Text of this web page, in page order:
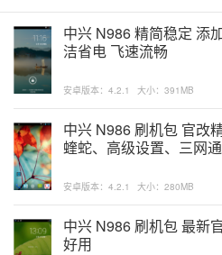
中兴 N986 精简稳定 添
洁省电 飞速流畅
安卓版本：4.2.1 大小：391MB
中兴 N986 刷机包 官改
蝰蛇、高级设置、三网通
安卓版本：4.2.1 大小：280MB
中兴 N986 刷机包 最新
好用